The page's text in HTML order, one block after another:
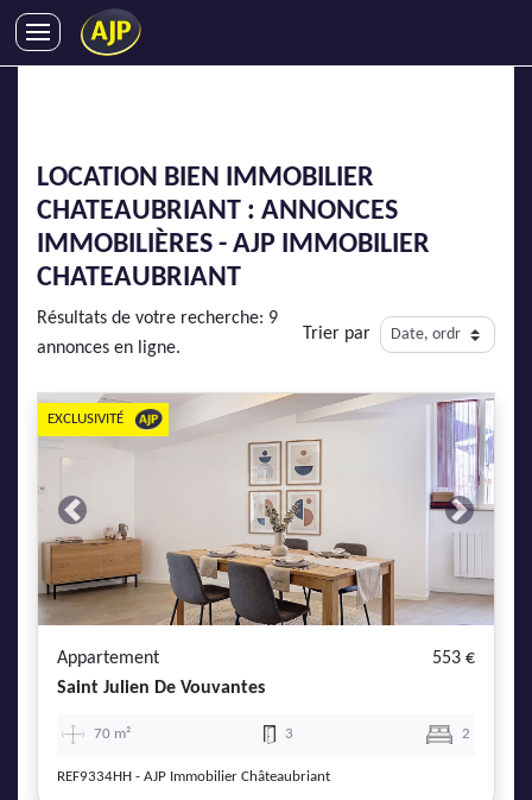
SYNDIC
LMNP
IMMOBILIER NEUF
LOCATIONS DE VACANCES
DEVENIR FRANCHISÉ
AJP Recrute
AJP Actualités
Service Qualité Clients
LOCATION BIEN IMMOBILIER
CHATEAUBRIANT : ANNONCES
IMMOBILIÈRES - AJP IMMOBILIER
CHATEAUBRIANT
Résultats de votre recherche: 9
annonces en ligne.
Trier par
Previous Next
EXCLUSIVITÉ
Appartement
553 €
Saint Julien De Vouvantes
70 m² 3 2
REF9334HH - AJP Immobilier Châteaubriant